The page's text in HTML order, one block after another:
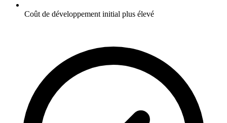
Coût de développement initial plus élevé